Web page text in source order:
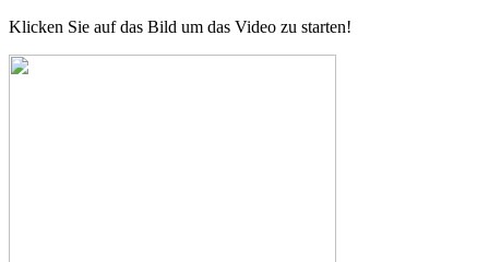
Klicken Sie auf das Bild um das Video zu starten!